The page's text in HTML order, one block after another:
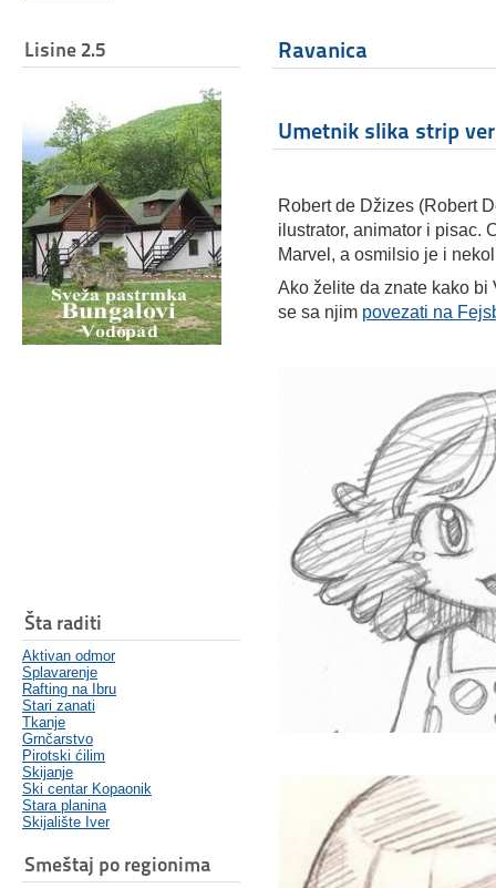
Lisine 2.5
Šta raditi
Aktivan odmor
Splavarenje
Rafting na Ibru
Stari zanati
Tkanje
Grnčarstvo
Pirotski ćilim
Skijanje
Ski centar Kopaonik
Stara planina
Skijalište Iver
Smeštaj po regionima
Ravanica
Umetnik slika strip
Robert de Džizes (Robert
ilustrator, animator i pisac.
Marvel, a osmilsio je i
Ako želite da znate kako bi
se sa njim povezati na